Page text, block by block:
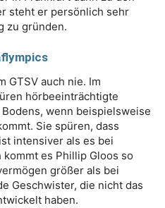
steht er persönlich sehr
zu gründen.
GTSV auch nie. Im
hörbeeinträchtigte
wenn beispielsweise
Sie spüren, dass
intensiver als es bei
es Phillip Gloos so
größer als bei
Geschwister, die nicht das
haben.